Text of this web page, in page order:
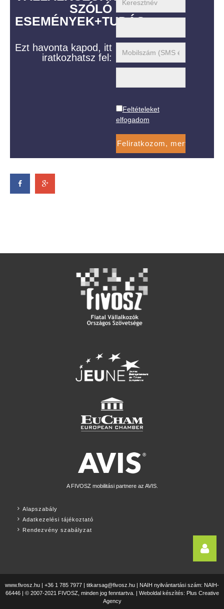
SZÓLÓ
ESEMÉNYEK+TUDÁS
Ezt havonta kapod, itt
iratkozhatsz fel:
Feltételeket
elfogadom
A FIVOSZ mobilitási partnere az AVIS.
Alapszabály
Adatkezelési tájékoztató
Rendezvény szabályzat
www.fivosz.hu | +36 1 785 7977 | titkarsag@fivosz.hu | NAIH nyilvántartási szám: NAIH-
66446 | © 2007-2021 FIVOSZ, minden jog fenntartva. | Weboldal készítés: Plus Creative
Agency